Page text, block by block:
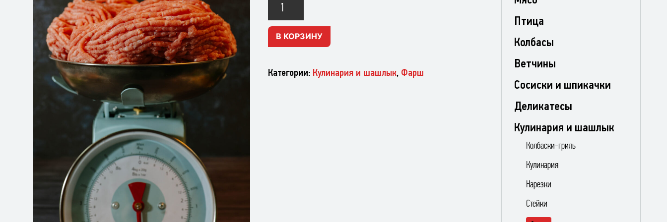
Фарш
свиной
В КОРЗИНУ
Категории: Кулинария и шашлык, Фарш
Птица
Колбасы
Ветчины
Сосиски и шпикачки
Деликатесы
Кулинария и шашлык
Колбаски-гриль
Кулинария
Нарезки
Стейки